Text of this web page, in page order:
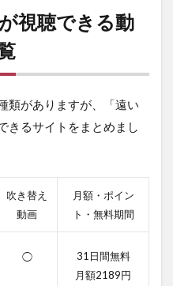
視聴できる動
類がありますが、「遠い
きるサイトをまとめまし
吹き替え
動画
月額・ポイン
ト・無料期間
◯
31日間無料
月額2189円